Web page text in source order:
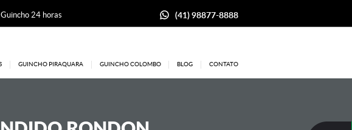
24 horas (41) 98877-8888
GUINCHO PIRAQUARA GUINCHO COLOMBO BLOG CONTATO